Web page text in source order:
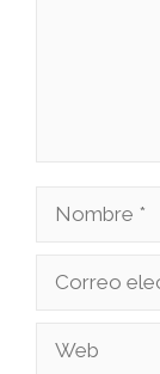
Nombre
Correo
Web